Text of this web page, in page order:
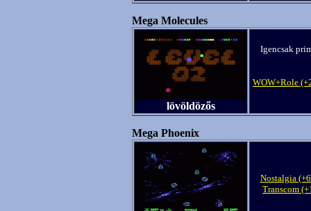
Mega Molecules
lövöldözős
Igencsak
WOW+Role
Mega Phoenix
Nostalgia
Transcom